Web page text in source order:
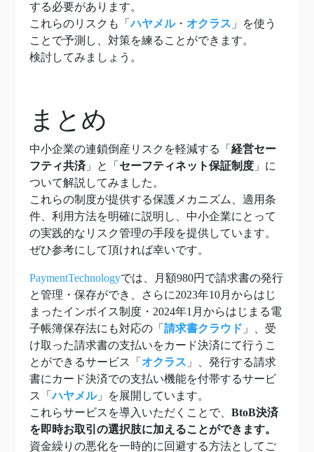
する必要があります。
これらのリスクも「ハヤメル・ オクラス 」を使う
ことで予測し、対策を練ることができます。
検討してみましょう。
まとめ
中小企業の連鎖倒産リスクを軽減する「 経営セー
フティ共済」と「 セーフティネット保証制度 」に
ついて解説してみました。
これらの制度が提供する保護メカニズム、適用条
件、利用方法を明確に説明し、中小企業にとって
の実践的なリスク管理の手段を提供しています。
ぜひ参考にして頂ければ幸いです。
PaymentTechnologyでは、月額980円で請求書の発行
と管理・保存ができ、さらに2023年10月からはじ
まったインボイス制度・2024年1月からはじまる電
子帳簿保存法にも対応の「 請求書クラウド 」、受
け取った請求書の支払いをカード決済にて行うこ
とができるサービス「 オクラス 」、発行する請求
書にカード決済での支払い機能を付帯するサービ
ス「ハヤメル」を展開しています。
これらサービスを導入いただくことで、 BtoB決済
を即時お取引の選択肢に加えることができます。
資金繰りの悪化を一時的に回避する方法としてご